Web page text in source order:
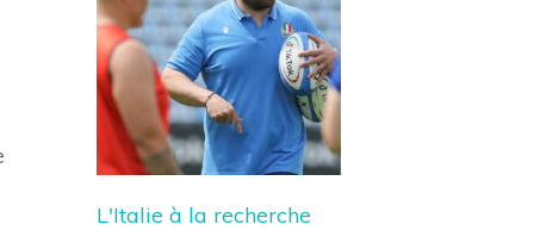
L'Italie à la recherche